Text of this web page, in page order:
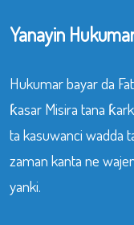
Yanayin
Hukumar bayar da
ƙasar Misira tana
ta kasuwanci wadda
zaman kanta ne
yanki.